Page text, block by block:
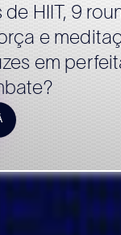
de HIIT, 9
e
em